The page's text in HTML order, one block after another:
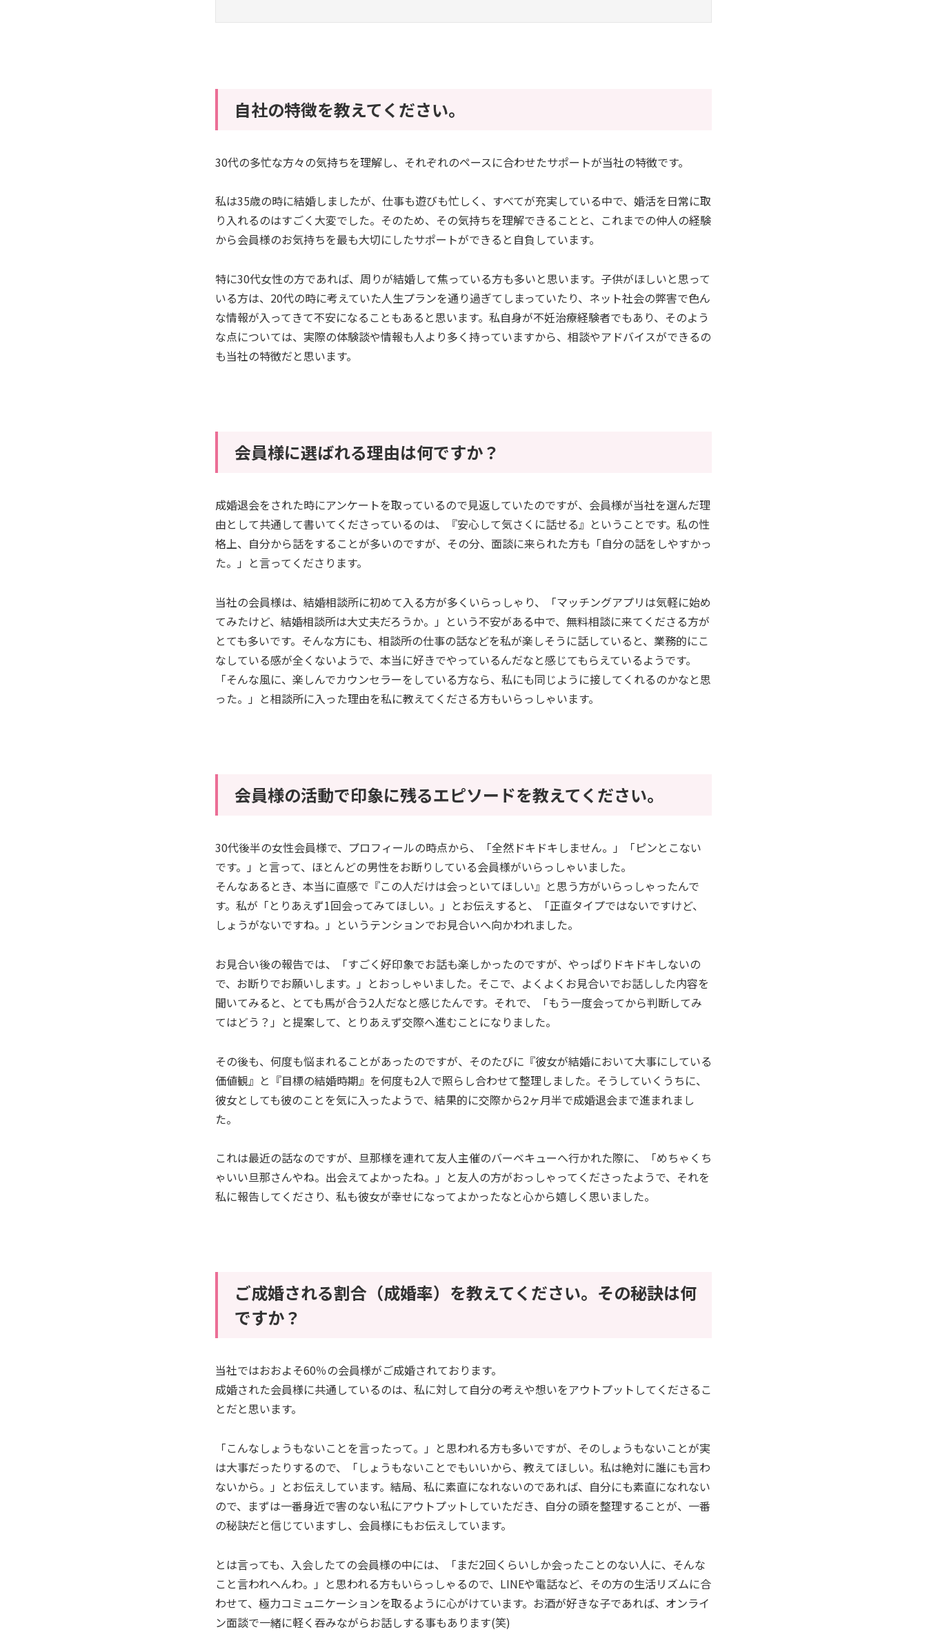
自社の特徴を教えてください。
30代の多忙な方々の気持ちを理解し、それぞれのペースに合わせたサポートが当社の特徴です。
私は35歳の時に結婚しましたが、仕事も遊びも忙しく、すべてが充実している中で、婚活を日常に取
り入れるのはすごく大変でした。そのため、その気持ちを理解できることと、これまでの仲人の経験
から会員様のお気持ちを最も大切にしたサポートができると自負しています。
特に30代女性の方であれば、周りが結婚して焦っている方も多いと思います。子供がほしいと思って
いる方は、20代の時に考えていた人生プランを通り過ぎてしまっていたり、ネット社会の弊害で色ん
な情報が入ってきて不安になることもあると思います。私自身が不妊治療経験者でもあり、そのよう
な点については、実際の体験談や情報も人より多く持っていますから、相談やアドバイスができるの
も当社の特徴だと思います。
会員様に選ばれる理由は何ですか？
成婚退会をされた時にアンケートを取っているので見返していたのですが、会員様が当社を選んだ理
由として共通して書いてくださっているのは、『安心して気さくに話せる』ということです。私の性
格上、自分から話をすることが多いのですが、その分、面談に来られた方も「自分の話をしやすかっ
た。」と言ってくださります。
当社の会員様は、結婚相談所に初めて入る方が多くいらっしゃり、「マッチングアプリは気軽に始め
てみたけど、結婚相談所は大丈夫だろうか。」という不安がある中で、無料相談に来てくださる方が
とても多いです。そんな方にも、相談所の仕事の話などを私が楽しそうに話していると、業務的にこ
なしている感が全くないようで、本当に好きでやっているんだなと感じてもらえているようです。
「そんな風に、楽しんでカウンセラーをしている方なら、私にも同じように接してくれるのかなと思
った。」と相談所に入った理由を私に教えてくださる方もいらっしゃいます。
会員様の活動で印象に残るエピソードを教えてください。
30代後半の女性会員様で、プロフィールの時点から、「全然ドキドキしません。」「ピンとこない
です。」と言って、ほとんどの男性をお断りしている会員様がいらっしゃいました。
そんなあるとき、本当に直感で『この人だけは会っといてほしい』と思う方がいらっしゃったんで
す。私が「とりあえず1回会ってみてほしい。」とお伝えすると、「正直タイプではないですけど、
しょうがないですね。」というテンションでお見合いへ向かわれました。
お見合い後の報告では、「すごく好印象でお話も楽しかったのですが、やっぱりドキドキしないの
で、お断りでお願いします。」とおっしゃいました。そこで、よくよくお見合いでお話しした内容を
聞いてみると、とても馬が合う2人だなと感じたんです。それで、「もう一度会ってから判断してみ
てはどう？」と提案して、とりあえず交際へ進むことになりました。
その後も、何度も悩まれることがあったのですが、そのたびに『彼女が結婚において大事にしている
価値観』と『目標の結婚時期』を何度も2人で照らし合わせて整理しました。そうしていくうちに、
彼女としても彼のことを気に入ったようで、結果的に交際から2ヶ月半で成婚退会まで進まれまし
た。
これは最近の話なのですが、旦那様を連れて友人主催のバーベキューへ行かれた際に、「めちゃくち
ゃいい旦那さんやね。出会えてよかったね。」と友人の方がおっしゃってくださったようで、それを
私に報告してくださり、私も彼女が幸せになってよかったなと心から嬉しく思いました。
ご成婚される割合（成婚率）を教えてください。その秘訣は何
ですか？​
当社ではおおよそ60％の会員様がご成婚されております。
成婚された会員様に共通しているのは、私に対して自分の考えや想いをアウトプットしてくださるこ
とだと思います。
「こんなしょうもないことを言ったって。」と思われる方も多いですが、そのしょうもないことが実
は大事だったりするので、「しょうもないことでもいいから、教えてほしい。私は絶対に誰にも言わ
ないから。」とお伝えしています。結局、私に素直になれないのであれば、自分にも素直になれない
ので、まずは一番身近で害のない私にアウトプットしていただき、自分の頭を整理することが、一番
の秘訣だと信じていますし、会員様にもお伝えしています。
とは言っても、入会したての会員様の中には、「まだ2回くらいしか会ったことのない人に、そんな
こと言われへんわ。」と思われる方もいらっしゃるので、LINEや電話など、その方の生活リズムに合
わせて、極力コミュニケーションを取るように心がけています。お酒が好きな子であれば、オンライ
ン面談で一緒に軽く吞みながらお話しする事もあります(笑)